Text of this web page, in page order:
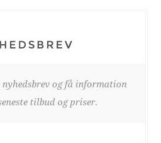
og få information
tilbud og priser.